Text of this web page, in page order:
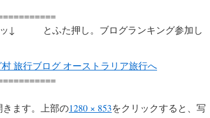
た押し。ブログランキング参加し
ます。上部の1280 × 853をクリックすると、写